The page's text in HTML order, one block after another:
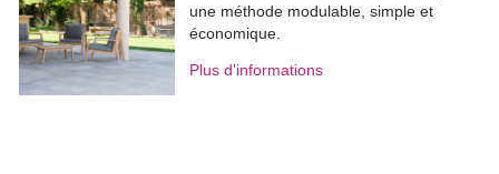
une méthode modulable, simple et
économique.
Plus d'informations